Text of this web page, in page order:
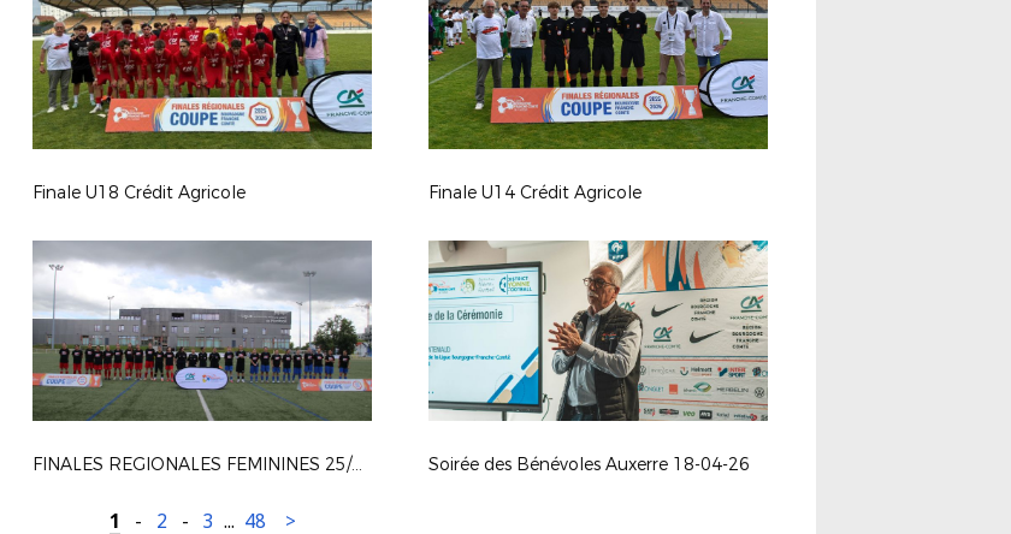
Finale U18 Crédit Agricole Finale U14 Crédit Agricole
FINALES REGIONALES FEMININES 25/26 Soirée des Bénévoles Auxerre 18-04-26
1 - 2 - 3 ... 48 >